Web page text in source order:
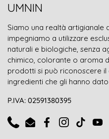
UMNIN
Siamo una realtà artigianale
impegniamo a utilizzare
naturali e biologiche, senza
chimico, colorante o aroma
prodotti si può riconoscere il
ingredienti che gli hanno
P.IVA: 02591380395
PhoneEmailFacebook
Instagram
TikTok